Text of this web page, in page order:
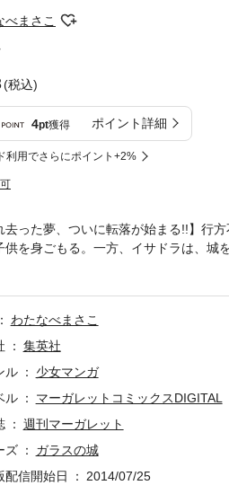
べまさこ
(税込)
4pt獲得 ポイント詳細
利用でさらにポイント+2%
去った夢、ついに転落が始まる!!】行
供を身ごもる。一方、イサドラは、城
に介在した催眠術師が提示した「代
わたなべまさこ
集英社
ル
少女マンガ
ル
マーガレットコミックスDIGITAL
週刊マーガレット
ズ
ガラスの城
配信開始日
2014/07/25